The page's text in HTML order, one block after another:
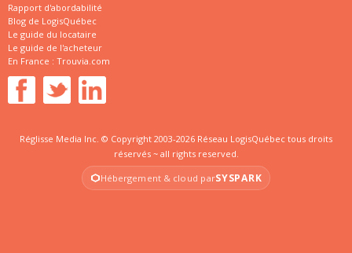
Rapport d'abordabilité
Blog de LogisQuébec
Le guide du locataire
Le guide de l'acheteur
En France : Trouvia.com
Réglisse Media Inc. © Copyright 2003-2026 Réseau LogisQuébec tous droits
réservés ~ all rights reserved.
Hébergement & cloud parSYSPARK